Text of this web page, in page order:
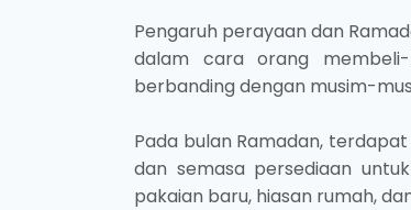
Pengaruh perayaan dan
dalam cara orang
berbanding dengan musim-
Pada bulan Ramadan,
dan semasa persediaan
pakaian baru, hiasan rumah,